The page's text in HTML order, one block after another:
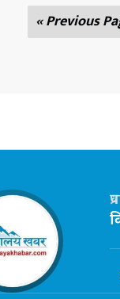
« Previous